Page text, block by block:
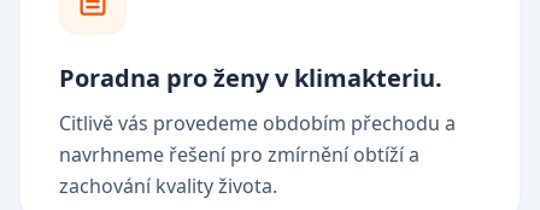
Poradna pro ženy v klimakteriu.
Citlivě vás provedeme obdobím přechodu a
navrhneme řešení pro zmírnění obtíží a
zachování kvality života.